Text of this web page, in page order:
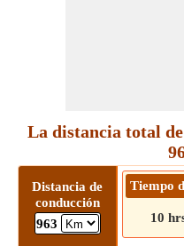
La distancia total
Distancia de
conducción
963
Tiempo
10